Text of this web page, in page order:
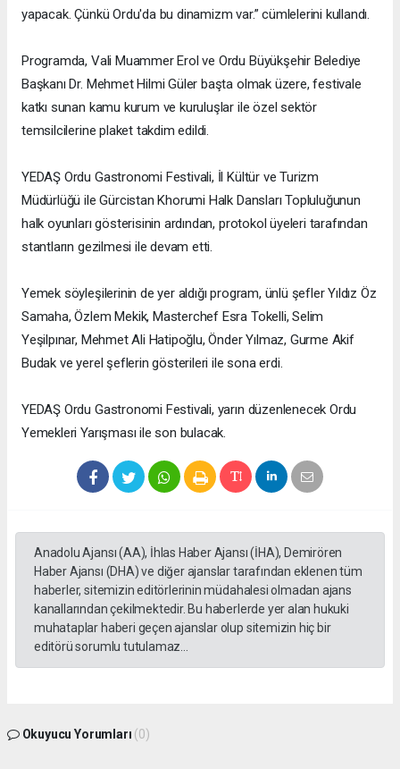
yapacak. Çünkü Ordu'da bu dinamizm var.” cümlelerini kullandı.
Programda, Vali Muammer Erol ve Ordu Büyükşehir Belediye
Başkanı Dr. Mehmet Hilmi Güler başta olmak üzere, festivale
katkı sunan kamu kurum ve kuruluşlar ile özel sektör
temsilcilerine plaket takdim edildi.
YEDAŞ Ordu Gastronomi Festivali, İl Kültür ve Turizm
Müdürlüğü ile Gürcistan Khorumi Halk Dansları Topluluğunun
halk oyunları gösterisinin ardından, protokol üyeleri tarafından
stantların gezilmesi ile devam etti.
Yemek söyleşilerinin de yer aldığı program, ünlü şefler Yıldız Öz
Samaha, Özlem Mekik, Masterchef Esra Tokelli, Selim
Yeşilpınar, Mehmet Ali Hatipoğlu, Önder Yılmaz, Gurme Akif
Budak ve yerel şeflerin gösterileri ile sona erdi.
YEDAŞ Ordu Gastronomi Festivali, yarın düzenlenecek Ordu
Yemekleri Yarışması ile son bulacak.
Anadolu Ajansı (AA), İhlas Haber Ajansı (İHA), Demirören
Haber Ajansı (DHA) ve diğer ajanslar tarafından eklenen tüm
haberler, sitemizin editörlerinin müdahalesi olmadan ajans
kanallarından çekilmektedir. Bu haberlerde yer alan hukuki
muhataplar haberi geçen ajanslar olup sitemizin hiç bir
editörü sorumlu tutulamaz...
Okuyucu Yorumları (0)